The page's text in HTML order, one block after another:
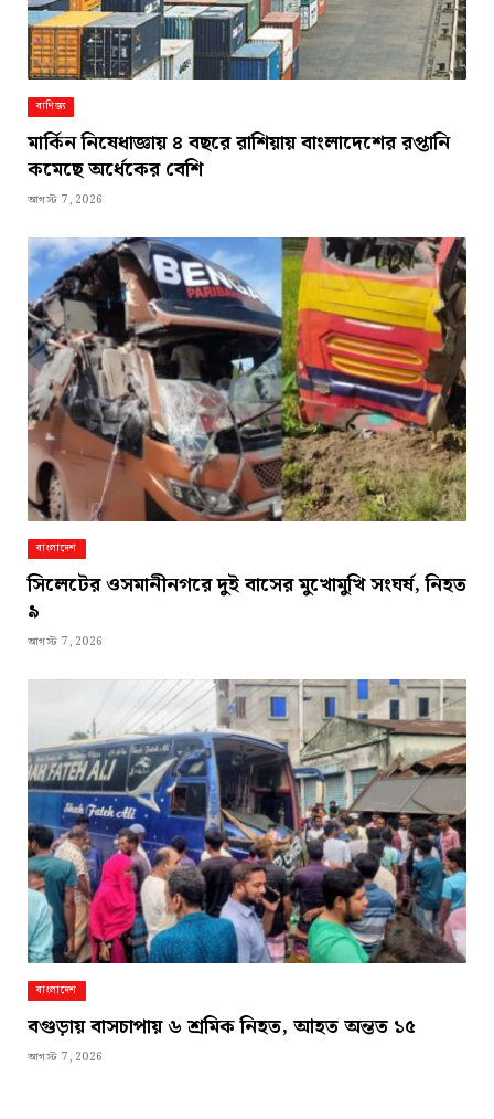
বাণিজ্য
মার্কিন নিষেধাজ্ঞায় ৪ বছরে রাশিয়ায় বাংলাদেশের রপ্তানি
কমেছে অর্ধেকের বেশি
আগস্ট 7, 2026
বাংলাদেশ
সিলেটের ওসমানীনগরে দুই বাসের মুখোমুখি সংঘর্ষ, নিহত
৯
আগস্ট 7, 2026
বাংলাদেশ
বগুড়ায় বাসচাপায় ৬ শ্রমিক নিহত, আহত অন্তত ১৫
আগস্ট 7, 2026